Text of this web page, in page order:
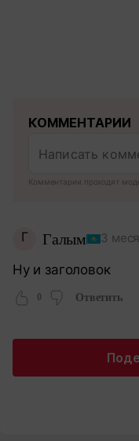
КОММЕНТАРИИ
Комментарии проходят
Г Галым 3
Ну и заголовок
Ответить